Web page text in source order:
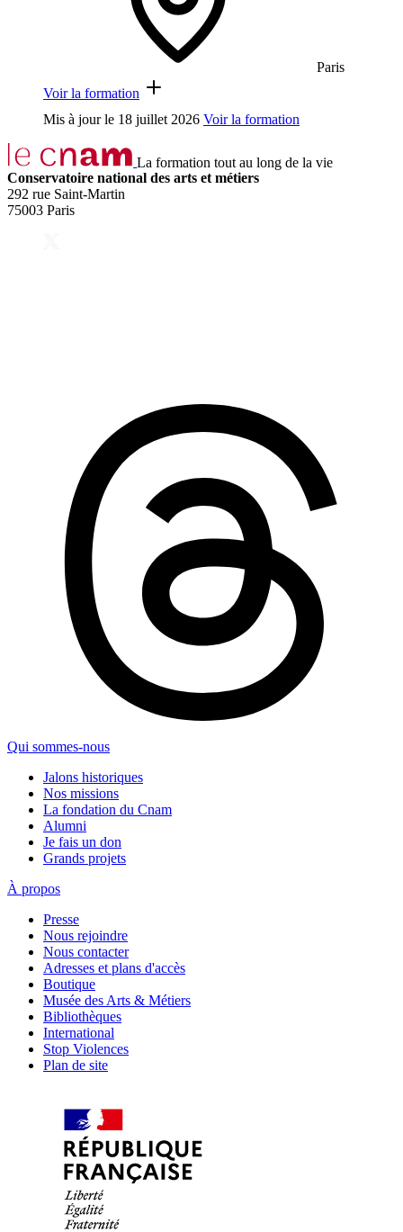
Paris
Voir la formation
Mis à jour le 18 juillet 2026 Voir la formation
La formation tout au long de la vie
Conservatoire national des arts et métiers
292 rue Saint-Martin
75003 Paris
Qui sommes-nous
Jalons historiques
Nos missions
La fondation du Cnam
Alumni
Je fais un don
Grands projets
À propos
Presse
Nous rejoindre
Nous contacter
Adresses et plans d'accès
Boutique
Musée des Arts & Métiers
Bibliothèques
International
Stop Violences
Plan de site